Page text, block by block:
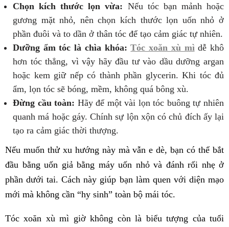
Chọn kích thước lọn vừa: Nếu tóc bạn mảnh hoặc
gương mặt nhỏ, nên chọn kích thước lọn uốn nhỏ ở
phần đuôi và to dần ở thân tóc để tạo cảm giác tự nhiên.
Dưỡng ẩm tóc là chìa khóa: Tóc xoăn xù mìdễ khô
hơn tóc thẳng, vì vậy hãy đầu tư vào dầu dưỡng argan
hoặc kem giữ nếp có thành phần glycerin. Khi tóc đủ
ẩm, lọn tóc sẽ bóng, mềm, không quá bông xù.
Đừng cầu toàn: Hãy để một vài lọn tóc buông tự nhiên
quanh má hoặc gáy. Chính sự lộn xộn có chủ đích ấy lại
tạo ra cảm giác thời thượng.
Nếu muốn thử xu hướng này mà vẫn e dè, bạn có thể bắt
đầu bằng uốn giả bằng máy uốn nhỏ và đánh rối nhẹ ở
phần dưới tai. Cách này giúp bạn làm quen với diện mạo
mới mà không cần “hy sinh” toàn bộ mái tóc.
Tóc xoăn xù mì giờ không còn là biểu tượng của tuổi